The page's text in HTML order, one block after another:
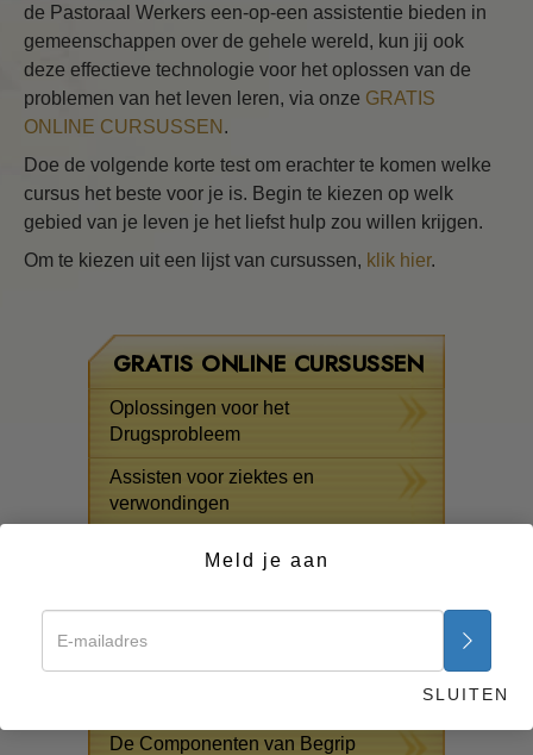
de Pastoraal Werkers een-op-een assistentie bieden in
gemeenschappen over de gehele wereld, kun jij ook
deze effectieve technologie voor het oplossen van de
problemen van het leven leren, via onze GRATIS
ONLINE CURSUSSEN .
Doe de volgende korte test om erachter te komen welke
cursus het beste voor je is. Begin te kiezen op welk
gebied van je leven je het liefst hulp zou willen krijgen.
Om te kiezen uit een lijst van cursussen, klik hier.
GRATIS ONLINE CURSUSSEN
Oplossingen voor het
Drugsprobleem
Assisten voor ziektes en
verwondingen
Organiseren
De Oorzaak van Onderdrukking
De Componenten van Begrip
Meld je aan
SLUITEN